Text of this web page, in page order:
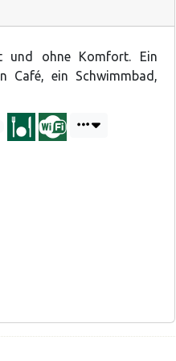
und ohne Komfort. Ein
Café, ein Schwimmbad,